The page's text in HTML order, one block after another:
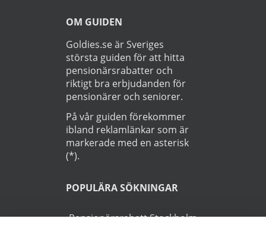
OM GUIDEN
Goldies.se är Sveriges
största guiden för att hitta
pensionärsrabatter och
riktigt bra erbjudanden för
pensionärer och seniorer.
På vår guiden förekommer
ibland reklamlänkar som är
markerade med en asterisk
(*).
POPULÄRA SÖKNINGAR
Pensionärsrabatt Stockholm